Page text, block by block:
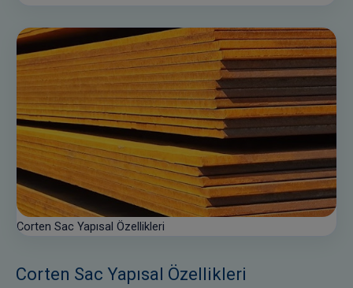
Corten Sac Yapısal Özellikleri
Corten Sac Yapısal Özellikleri